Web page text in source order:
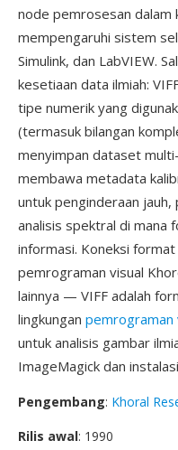
node pemrosesan
mempengaruhi sistem
Simulink, dan LabVIEW.
kesetiaan data ilmiah:
tipe numerik yang
(termasuk bilangan
menyimpan dataset
membawa metadata
untuk penginderaan jauh,
analisis spektral di mana
informasi. Koneksi
pemrograman visual
lainnya — VIFF adalah
lingkungan pemrograman
untuk analisis gambar
ImageMagick dan
Pengembang: Khoral
Rilis awal: 1990